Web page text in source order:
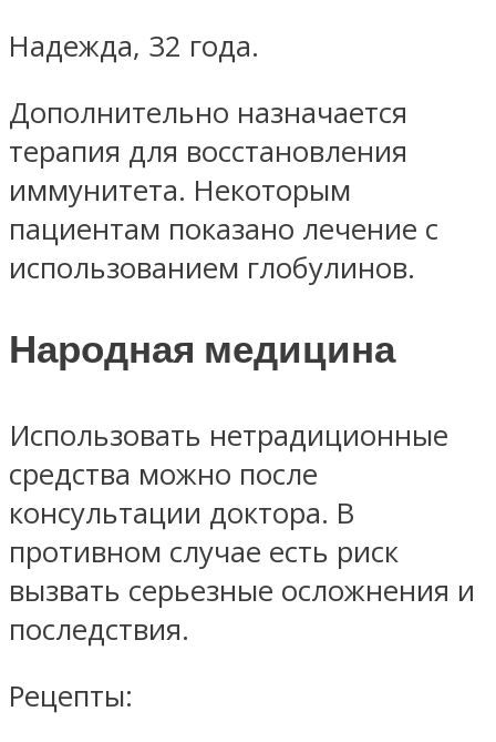
Надежда, 32 года.
Дополнительно назначается
терапия для восстановления
иммунитета. Некоторым
пациентам показано лечение с
использованием глобулинов.
Народная медицина
Использовать нетрадиционные
средства можно после
консультации доктора. В
противном случае есть риск
вызвать серьезные осложнения и
последствия.
Рецепты: